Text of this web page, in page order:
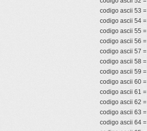
codigo ascii 53 =
codigo ascii 54 =
codigo ascii 55 =
codigo ascii 56 =
codigo ascii 57 =
codigo ascii 58 =
codigo ascii 59 =
codigo ascii 60 =
codigo ascii 61 =
codigo ascii 62 =
codigo ascii 63 =
codigo ascii 64 =